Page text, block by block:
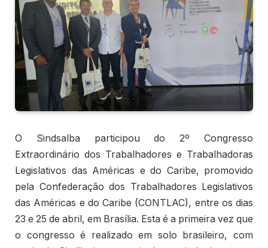
O Sindsalba participou do 2º Congresso
Extraordinário dos Trabalhadores e Trabalhadoras
Legislativos das Américas e do Caribe, promovido
pela Confederação dos Trabalhadores Legislativos
das Américas e do Caribe (CONTLAC), entre os dias
23 e 25 de abril, em Brasília. Esta é a primeira vez que
o congresso é realizado em solo brasileiro, com